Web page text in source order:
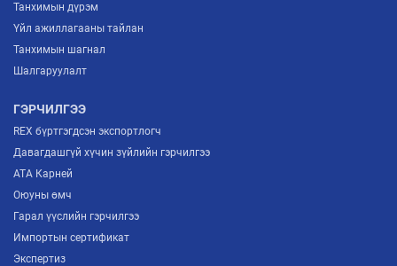
Танхимын дүрэм
Үйл ажиллагааны тайлан
Танхимын шагнал
Шалгаруулалт
ГЭРЧИЛГЭЭ
REX бүртгэгдсэн экспортлогч
Давагдашгүй хүчин зүйлийн гэрчилгээ
ATA Карней
Оюуны өмч
Гарал үүслийн гэрчилгээ
Импортын сертификат
Экспертиз